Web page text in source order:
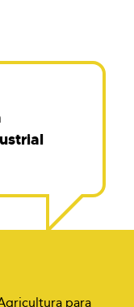
para